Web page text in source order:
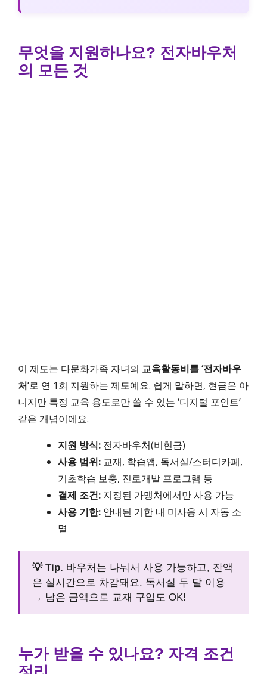
무엇을 지원하나요? 전자바우처
의 모든 것
이 제도는 다문화가족 자녀의 교육활동비를 ‘전자바우
처’로 연 1회 지원하는 제도예요. 쉽게 말하면, 현금은 아
니지만 특정 교육 용도로만 쓸 수 있는 ‘디지털 포인트’
같은 개념이에요.
지원 방식: 전자바우처(비현금)
사용 범위: 교재, 학습앱, 독서실/스터디카페,
기초학습 보충, 진로개발 프로그램 등
결제 조건: 지정된 가맹처에서만 사용 가능
사용 기한: 안내된 기한 내 미사용 시 자동 소
멸
💡 Tip. 바우처는 나눠서 사용 가능하고, 잔액
은 실시간으로 차감돼요. 독서실 두 달 이용
→ 남은 금액으로 교재 구입도 OK!
누가 받을 수 있나요? 자격 조건